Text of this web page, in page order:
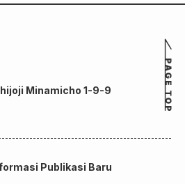
Minamicho 1-9-9
Publikasi Baru